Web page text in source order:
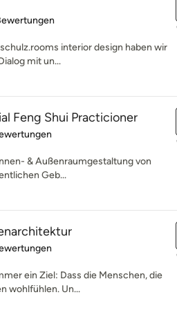
5 von 5 Sternen
interior design haben wir
mit un...
Feng Shui Practicioner
5 von 5 Sternen
& Außenraumgestaltung von
Geb...
5 von 5 Sternen
ein Ziel: Dass die Menschen, die
wohlfühlen. Un...